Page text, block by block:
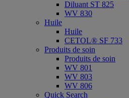
Diluant ST 825
WV 830
Huile
Huile
CETOL® SF 733
Produits de soin
Produits de soin
WV 801
WV 803
WV 806
Quick Search